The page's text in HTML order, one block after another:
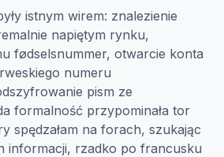
istnym wirem: znalezienie
napiętym rynku,
fødselsnummer, otwarcie konta
numeru
pism ze
formalność przypominała tor
spędzałam na forach, szukając
informacji, rzadko po francusku